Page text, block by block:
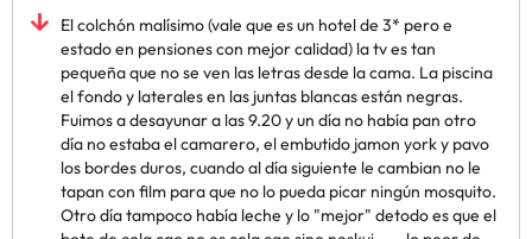
El colchón malísimo (vale que es un hotel de 3* pero e
estado en pensiones con mejor calidad) la tv es tan
pequeña que no se ven las letras desde la cama. La piscina
el fondo y laterales en las juntas blancas están negras.
Fuimos a desayunar a las 9.20 y un día no había pan otro
día no estaba el camarero, el embutido jamon york y pavo
los bordes duros, cuando al día siguiente le cambian no le
tapan con film para que no lo pueda picar ningún mosquito.
Otro día tampoco había leche y lo "mejor" detodo es que el